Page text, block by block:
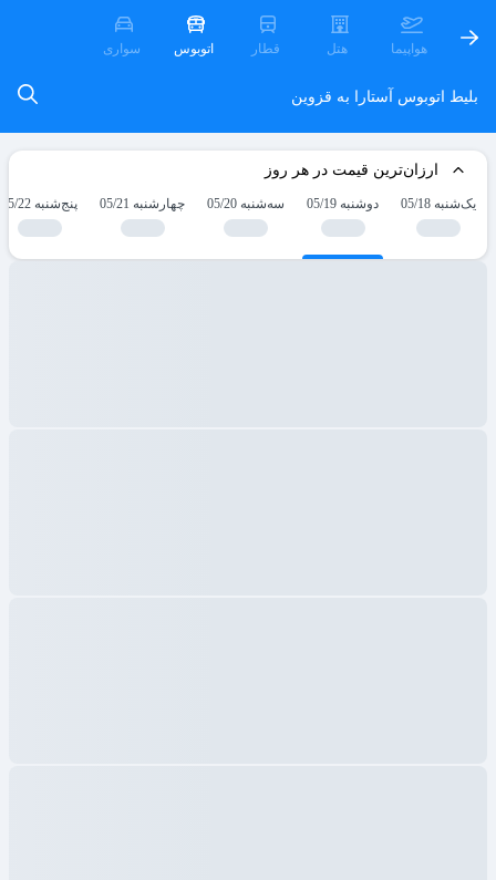
هواپیما هتل قطار اتوبوس سواری
بلیط اتوبوس آستارا به قزوین
ارزان‌ترین قیمت در هر روز
یک‌شنبه 05/18 دوشنبه 05/19 سه‌شنبه 05/20 چهارشنبه 05/21 پنج‌شنبه 05/22